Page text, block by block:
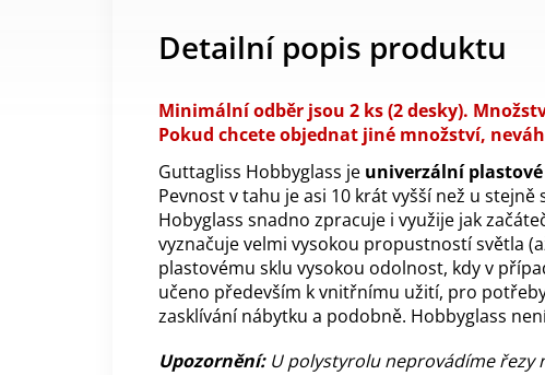
Detailní popis produktu
Minimální odběr jsou 2 ks (2 desky).
Pokud chcete objednat jiné množství,
Guttagliss Hobbyglass je univerzální
Pevnost v tahu je asi 10 krát vyšší než u
Hobyglass snadno zpracuje i využije jak
vyznačuje velmi vysokou propustností světla
plastovému sklu vysokou odolnost, kdy v
učeno především k vnitřnímu užití, pro
zasklívání nábytku a podobně. Hobbyglass
Upozornění: Upolystyroluneprovádíme řezy